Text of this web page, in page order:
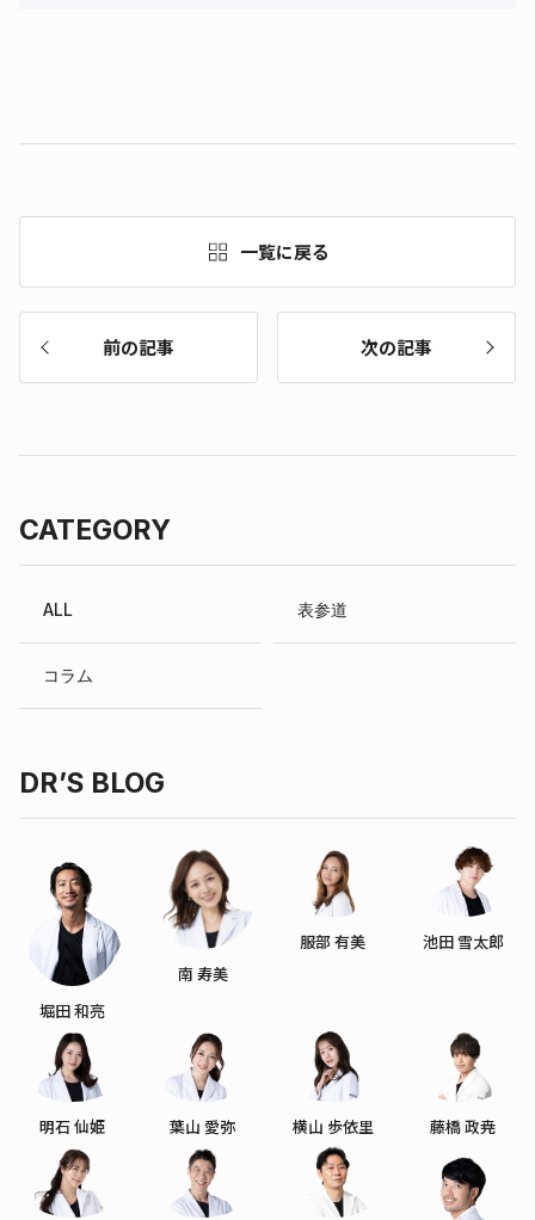
前の記事
一覧に戻る
次の記事
CATEGORY
ALL 表参道
コラム
DR’S BLOG
堀田 和亮
南 寿美
服部 有美 池田 雪太郎
明石 仙姫 葉山 愛弥 横山 歩依里 藤橋 政尭